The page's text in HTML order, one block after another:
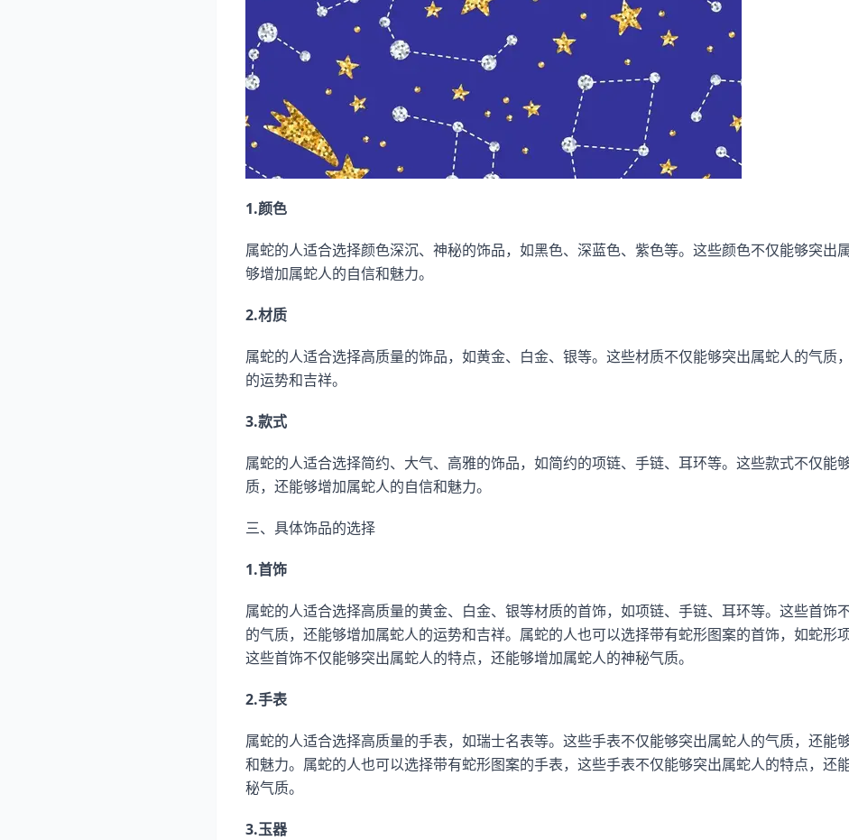
1.颜色
属蛇的人适合选择颜色深沉、神秘的饰品，如黑色、深蓝色、紫色等。这些颜色不仅能够突出
够增加属蛇人的自信和魅力。
2.材质
属蛇的人适合选择高质量的饰品，如黄金、白金、银等。这些材质不仅能够突出属蛇人的气质
的运势和吉祥。
3.款式
属蛇的人适合选择简约、大气、高雅的饰品，如简约的项链、手链、耳环等。这些款式不仅能
质，还能够增加属蛇人的自信和魅力。
三、具体饰品的选择
1.首饰
属蛇的人适合选择高质量的黄金、白金、银等材质的首饰，如项链、手链、耳环等。这些首饰
的气质，还能够增加属蛇人的运势和吉祥。属蛇的人也可以选择带有蛇形图案的首饰，如蛇形
这些首饰不仅能够突出属蛇人的特点，还能够增加属蛇人的神秘气质。
2.手表
属蛇的人适合选择高质量的手表，如瑞士名表等。这些手表不仅能够突出属蛇人的气质，还能
和魅力。属蛇的人也可以选择带有蛇形图案的手表，这些手表不仅能够突出属蛇人的特点，还
秘气质。
3.玉器